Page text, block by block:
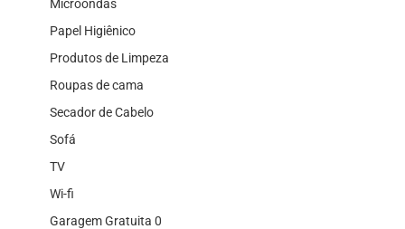
Microondas
Papel Higiênico
Produtos de Limpeza
Roupas de cama
Secador de Cabelo
Sofá
TV
Wi-fi
Garagem Gratuita 0